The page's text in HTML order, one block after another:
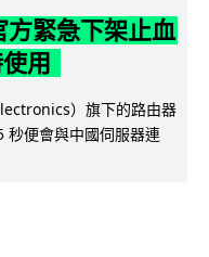
方緊急下架止血
用
）旗下的路由器
秒便會與中國伺服器連